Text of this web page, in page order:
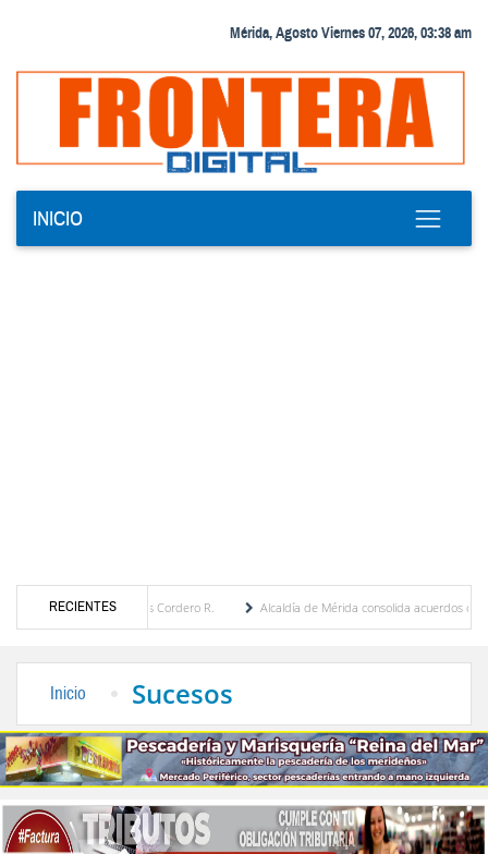
Mérida, Agosto Viernes 07, 2026, 03:38 am
INICIO
RECIENTES
Eugenia Febres Cordero R.
Alcaldía de Mérida consolida acuerdos con
Inicio Sucesos